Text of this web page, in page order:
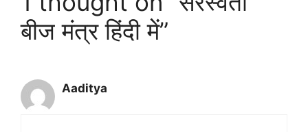
बीज मंत्र हिंदी में”
Aaditya